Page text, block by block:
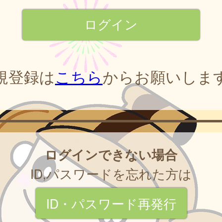
登録はこちらからお願いしま
ログインできない場合
ID,パスワードを忘れた方は
ID・パスワード再発行